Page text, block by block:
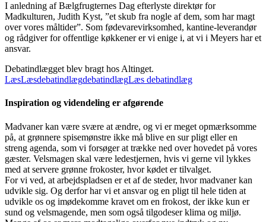
I anledning af Bælgfrugternes Dag efterlyste direktør for
Madkulturen, Judith Kyst, ”et skub fra nogle af dem, som har magt
over vores måltider”. Som fødevarevirksomhed, kantine-leverandør
og rådgiver for offentlige køkkener er vi enige i, at vi i Meyers har et
ansvar.
Debatindlægget blev bragt hos Altinget.
LæsLæsdebatindlægdebatindlægLæs debatindlæg
Inspiration og videndeling er afgørende
Madvaner kan være svære at ændre, og vi er meget opmærksomme
på, at grønnere spisemønstre ikke må blive en sur pligt eller en
streng agenda, som vi forsøger at trække ned over hovedet på vores
gæster. Velsmagen skal være ledestjernen, hvis vi gerne vil lykkes
med at servere grønne frokoster, hvor kødet er tilvalget.
For vi ved, at arbejdspladsen er et af de steder, hvor madvaner kan
udvikle sig. Og derfor har vi et ansvar og en pligt til hele tiden at
udvikle os og imødekomme kravet om en frokost, der ikke kun er
sund og velsmagende, men som også tilgodeser klima og miljø.